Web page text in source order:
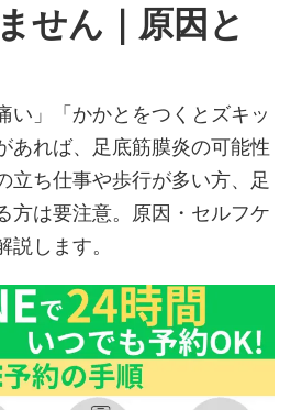
せん｜原因と
い」「かかとをつくとズキッ
あれば、足底筋膜炎の可能性
立ち仕事や歩行が多い方、足
方は要注意。原因・セルフケ
します。